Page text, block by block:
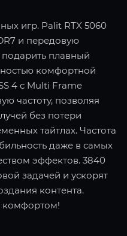
игр. Palit RTX 5060
и передовую
подарить плавный
комфортной
4 с Multi Frame
частоту, позволяя
без потери
тайтлах. Частота
даже в самых
эффектов. 3840
задачей и ускорят
контента.
комфортом!